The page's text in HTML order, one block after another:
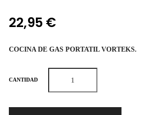
22,95 €
COCINA DE GAS PORTATIL VORTEKS.
CANTIDAD